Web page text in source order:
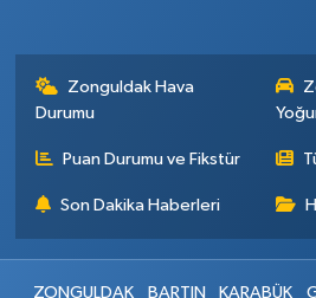
Zonguldak Hava
Durumu
Puan Durumu ve Fikstür
Son Dakika Haberleri
ZONGULDAK BARTIN KARABÜK